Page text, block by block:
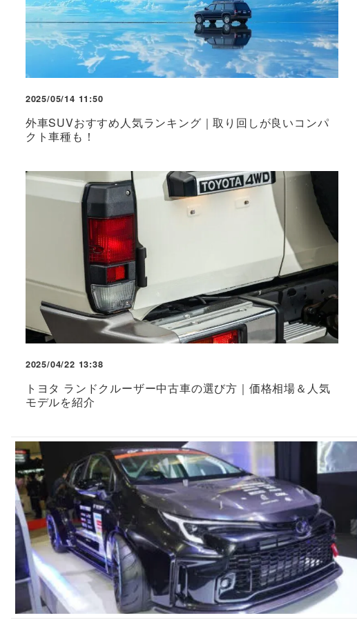
2025/05/14 11:50
外車SUVおすすめ人気ランキング｜取り回しが良いコンパ
クト車種も！
2025/04/22 13:38
トヨタ ランドクルーザー中古車の選び方｜価格相場＆人気
モデルを紹介